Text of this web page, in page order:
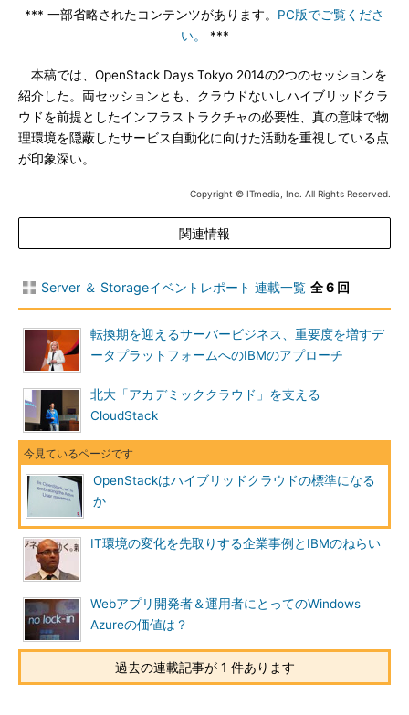
*** 一部省略されたコンテンツがあります。 PC版でご覧くださ
い。
***
本稿では、OpenStack Days Tokyo 2014の2つのセッションを
紹介した。両セッションとも、クラウドないしハイブリッドクラ
ウドを前提としたインフラストラクチャの必要性、真の意味で物
理環境を隠蔽したサービス自動化に向けた活動を重視している点
が印象深い。
Copyright © ITmedia, Inc. All Rights Reserved.
関連情報
Server ＆ Storageイベントレポート 連載一覧 全 6 回
転換期を迎えるサーバービジネス、重要度を増すデ
ータプラットフォームへのIBMのアプローチ
北大「アカデミッククラウド」を支える
CloudStack
OpenStackはハイブリッドクラウドの標準になる
か
IT環境の変化を先取りする企業事例とIBMのねらい
Webアプリ開発者＆運用者にとってのWindows
Azureの価値は？
過去の連載記事が 1 件あります